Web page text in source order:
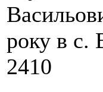
року в с.
2410